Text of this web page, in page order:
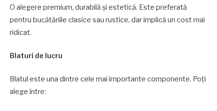
O alegere premium, durabilă și estetică. Este preferată
pentru bucătăriile clasice sau rustice, dar implică un cost mai
ridicat.
Blaturi de lucru
Blatul este una dintre cele mai importante componente. Poți
alege între: